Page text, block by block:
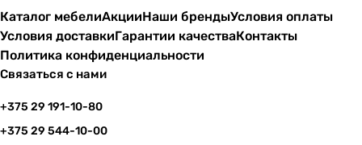
Каталог мебелиАкцииНаши брендыУсловия оплаты
Условия доставкиГарантии качестваКонтакты
Политика конфиденциальности
Связаться с нами
+375 29 191-10-80
+375 29 544-10-00